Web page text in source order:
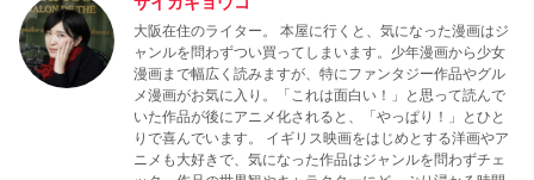
大阪在住のライター。 本屋に行くと、気になった漫画はジ
ャンルを問わずつい買ってしまいます。少年漫画から少女
漫画まで幅広く読みますが、特にファンタジー作品やグル
メ漫画がお気に入り。「これは面白い！」と思って読んで
いた作品が後にアニメ化されると、「やっぱり！」とひと
りで喜んでいます。 イギリス映画をはじめとする洋画やア
ニメも大好きで、気になった作品はジャンルを問わずチェ